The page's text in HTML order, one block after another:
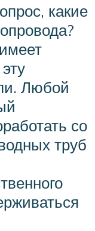
какие
Любой
со
труб